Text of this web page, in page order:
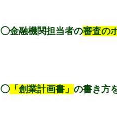
◯金融機関担当者の審査の
◯ 「創業計画書」 の書き方